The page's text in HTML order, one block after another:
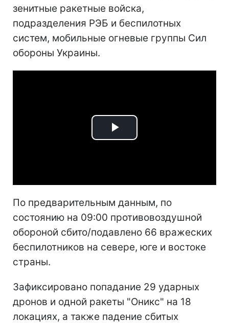
зенитные ракетные войска,
подразделения РЭБ и беспилотных
систем, мобильные огневые группы Сил
обороны Украины.
Play
По предварительным данным, по
состоянию на 09:00 противовоздушной
обороной сбито/подавлено 66 вражеских
беспилотников на севере, юге и востоке
страны.
Зафиксировано попадание 29 ударных
дронов и одной ракеты "Оникс" на 18
локациях, а также падение сбитых